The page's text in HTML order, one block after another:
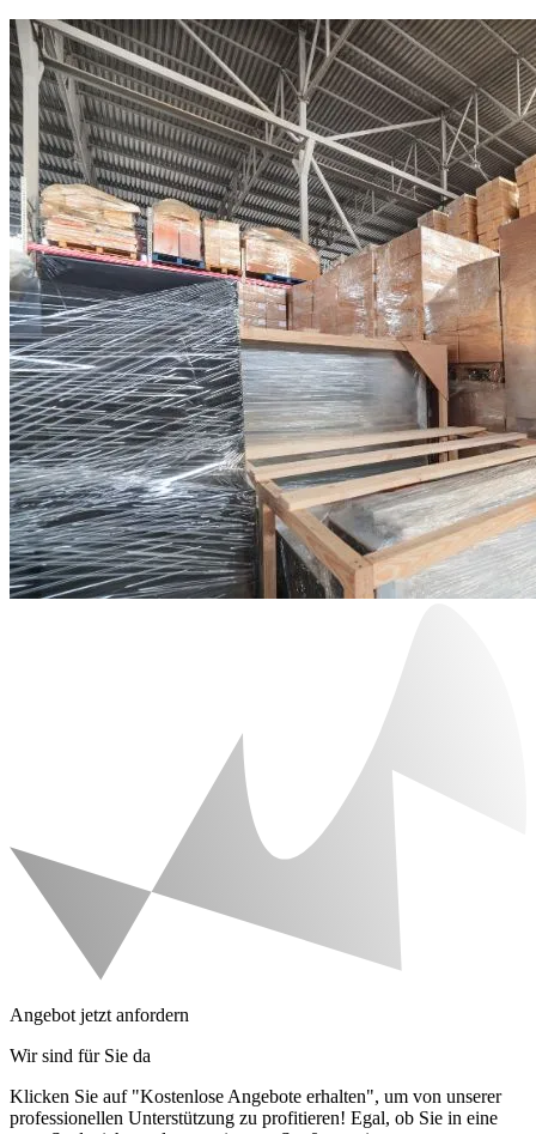
Angebot jetzt anfordern
Wir sind für Sie da
Klicken Sie auf "Kostenlose Angebote erhalten", um von unserer
professionellen Unterstützung zu profitieren! Egal, ob Sie in eine